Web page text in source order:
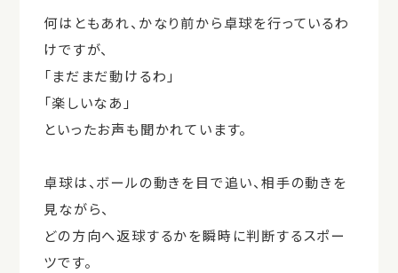
何はともあれ、かなり前から卓球を行っているわ
けですが、
「まだまだ動けるわ」
「楽しいなあ」
といったお声も聞かれています。
卓球は、ボールの動きを目で追い、相手の動きを
見ながら、
どの方向へ返球するかを瞬時に判断するスポー
ツです。